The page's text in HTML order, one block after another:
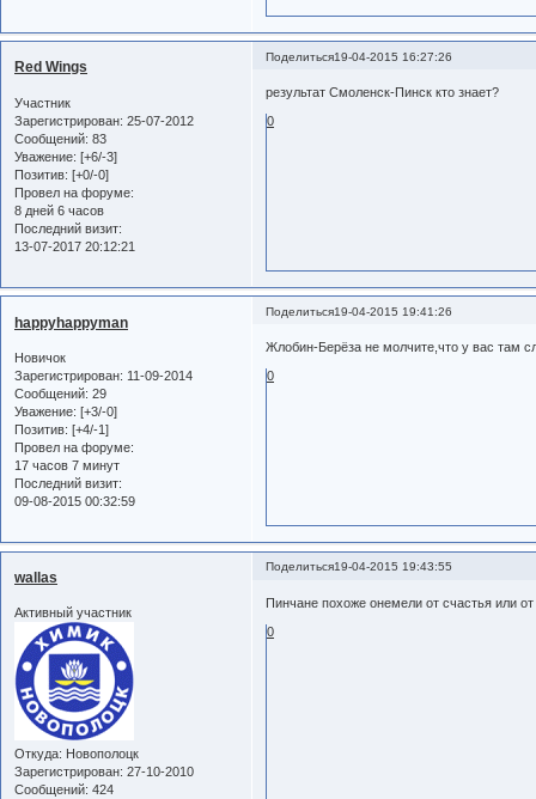
Поделиться19-04-2015 16:27:26
Red Wings
Участник
Зарегистрирован: 25-07-2012
Сообщений: 83
Уважение: [+6/-3]
Позитив: [+0/-0]
Провел на форуме:
8 дней 6 часов
Последний визит:
13-07-2017 20:12:21
результат Смоленск-Пинск кто знает?
0
Поделиться19-04-2015 19:41:26
happyhappyman
Новичок
Зарегистрирован: 11-09-2014
Сообщений: 29
Уважение: [+3/-0]
Позитив: [+4/-1]
Провел на форуме:
17 часов 7 минут
Последний визит:
09-08-2015 00:32:59
Жлобин-Берёза не молчите,что у вас там
0
Поделиться19-04-2015 19:43:55
wallas
Активный участник
Откуда: Новополоцк
Зарегистрирован: 27-10-2010
Сообщений: 424
Пинчане похоже онемели от счастья или
0